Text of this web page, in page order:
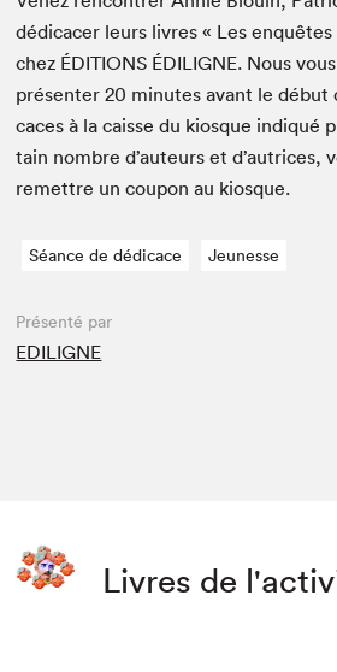
dédi­cac­er leurs livres « Les
chez ÉDI­TIONS ÉDILIGNE. Nous
présen­ter20 min­utes avant le début
caces à la caisse du kiosque indiqué
tain nom­bre d’auteurs et d’autrices,
remet­tre un coupon au kiosque.
Séance de dédicace Jeunesse
Présenté par
EDILIGNE
Livres de